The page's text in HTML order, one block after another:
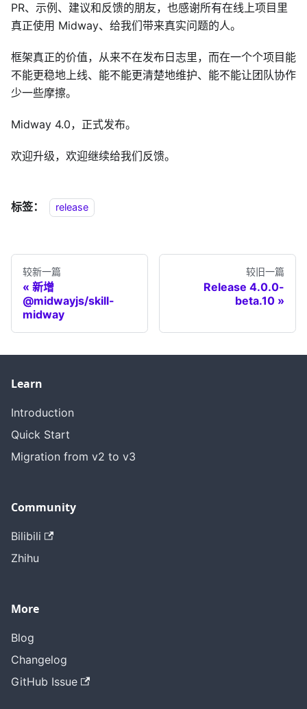
PR、示例、建议和反馈的朋友，也感谢所有在线上项目里
真正使用 Midway、给我们带来真实问题的人。
框架真正的价值，从来不在发布日志里，而在一个个项目能
不能更稳地上线、能不能更清楚地维护、能不能让团队协作
少一些摩擦。
Midway 4.0，正式发布。
欢迎升级，欢迎继续给我们反馈。
标签： release
较新一篇
新增
@midwayjs/skill-
midway
较旧一篇
Release 4.0.0-
beta.10
Learn
Introduction
Quick Start
Migration from v2 to v3
Community
Bilibili
Zhihu
More
Blog
Changelog
GitHub Issue